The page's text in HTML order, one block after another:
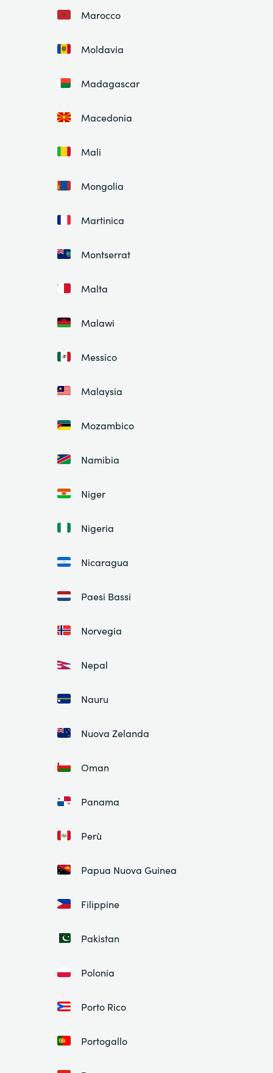
Marocco
Moldavia
Madagascar
Macedonia
Mali
Mongolia
Martinica
Montserrat
Malta
Malawi
Messico
Malaysia
Mozambico
Namibia
Niger
Nigeria
Nicaragua
Paesi Bassi
Norvegia
Nepal
Nauru
Nuova Zelanda
Oman
Panama
Perù
Papua Nuova Guinea
Filippine
Pakistan
Polonia
Porto Rico
Portogallo